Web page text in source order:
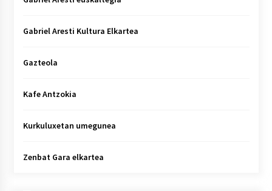
Gabriel Aresti Kultura Elkartea
Gazteola
Kafe Antzokia
Kurkuluxetan umegunea
Zenbat Gara elkartea